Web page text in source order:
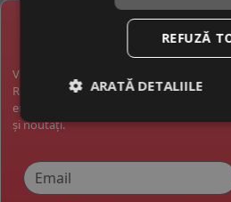
Vreți să fiți la curent cu toate
România? Vreți să primiți pe email
email și veți primi pe email o dată pe
și noutăți.
REFUZĂ
ARATĂ DETALIILE